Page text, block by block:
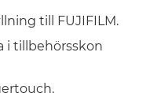
till FUJIFILM.
i tillbehörsskon